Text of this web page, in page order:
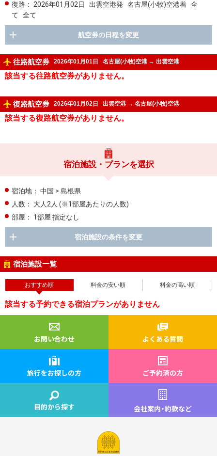
復路：
2026年01月02日 出雲空港発 名古屋(小牧)空港着 全
て
全て
航空券の日程を変更
往路航空券 2026年01月01日 名古屋(小牧)空港 → 出雲空港
該当する往路航空券がありません。
復路航空券 2026年01月02日 出雲空港 → 名古屋(小牧)空港
該当する復路航空券がありません。
宿泊施設・プランを選択
宿泊地： 中国 > 島根県
人数：
大人2人 (※1部屋あたりの人数)
部屋：
1部屋 指定なし
宿泊施設の条件を変更
宿泊施設一覧
おすすめ順 料金の安い順 料金の高い順
該当する予約できる宿泊プランがありません
お問い合わせ よくある質問
旅行をお探しの方 ご予約済の方
目的から探す 会社案内・約款など